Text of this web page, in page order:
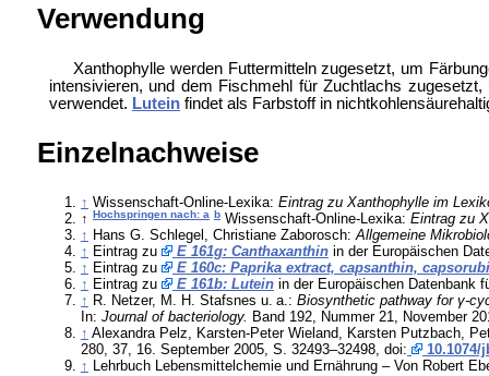
Verwendung
Xanthophylle werden Futtermitteln zugesetzt, um
intensivieren, und dem Fischmehl fürZuchtlachs
verwendet. Luteinfindet als Farbstoff in
Einzelnachweise
↑ Wissenschaft-Online-Lexika: Eintrag zu Xanthophylle im
↑ Hochspringen nach: a bWissenschaft-Online-Lexika: Eintrag zu
↑ Hans G. Schlegel, Christiane Zaborosch:Allgemeine
↑ Eintrag zu E 161g: Canthaxanthinin der Europäischen
↑ Eintrag zu
E 160c: Paprika extract, capsanthin,
↑ Eintrag zu E 161b: Luteinin der Europäischen Datenbank
↑ R. Netzer, M. H. Stafsnes u. a.: Biosynthetic pathway for γ-
In: Journal of bacteriology. Band 192, Nummer 21, November
↑ Alexandra Pelz, Karsten-Peter Wieland, Karsten Putzbach,
280, 37, 16. September 2005, S. 32493–32498, doi:
10.1074/
↑ Lehrbuch Lebensmittelchemie und Ernährung – Von Robert